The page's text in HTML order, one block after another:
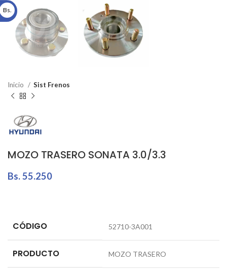
Inicio Sist Frenos
MOZO TRASERO SONATA 3.0/3.3
Bs.55.250
CÓDIGO 52710-3A001
PRODUCTO MOZO TRASERO
Bs.